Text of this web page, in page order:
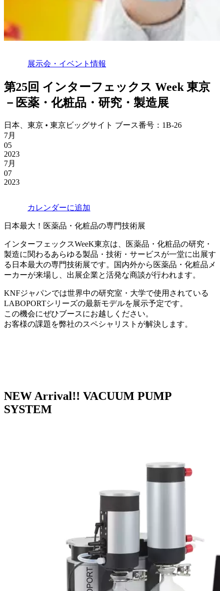
展示会・イベント情報
第25回 インターフェックス Week 東京
－医薬・化粧品・研究・製造展
日本、東京 • 東京ビッグサイト ブース番号：1B-26
7月
05
2023
7月
07
2023
カレンダーに追加
日本最大！医薬品・化粧品の専門技術展
インターフェックスWeeK東京は、医薬品・化粧品の研究・
製造に関わるあらゆる製品・技術・サービスが一堂に出展す
る日本最大の専門技術展です。国内外から医薬品・化粧品メ
ーカーが来場し、出展企業と活発な商談が行われます。
KNFジャパンでは世界中の研究室・大学で使用されている
LABOPORTシリーズの最新モデルを展示予定です。
この機会にぜひブースにお越しください。
お客様の課題を弊社のスペシャリストが解決します。
NEW Arrival!! VACUUM PUMP
SYSTEM